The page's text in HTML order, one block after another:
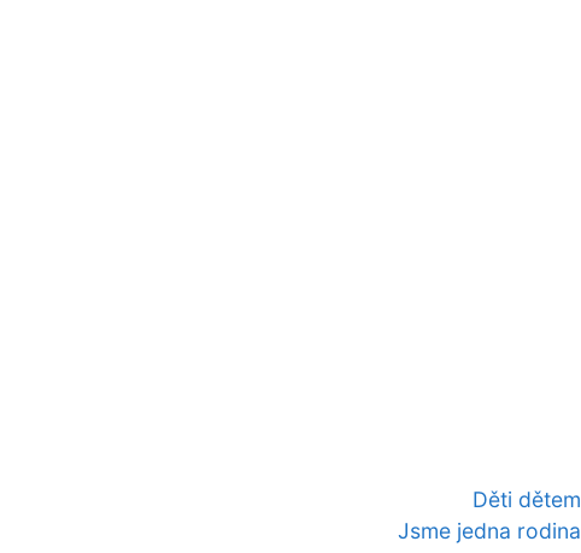
Děti dětem
Jsme jedna rodina